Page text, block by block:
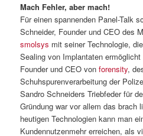
Mach Fehler, aber mach!
Für einen spannenden Panel-Talk
Schneider, Founder und CEO des
smolsys mit seiner Technologie,
Sealing von Implantaten
Founder und CEO vonforensity,
Schuhspurenverarbeitung der
Sandro Schneiders Triebfeder für
Gründung war vor allem das brach
heutigen Technologien kann man
Kundennutzenmehr erreichen, als